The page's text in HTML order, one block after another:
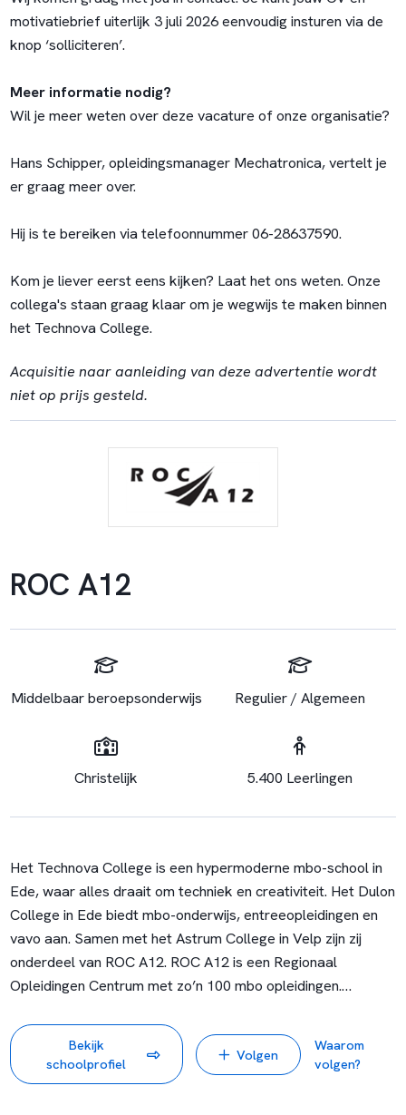
motivatiebrief uiterlijk 3 juli 2026 eenvoudig insturen via de
knop ‘solliciteren’.
Meer informatie nodig?
Wil je meer weten over deze vacature of onze organisatie?
Hans Schipper, opleidingsmanager Mechatronica, vertelt je
er graag meer over.
Hij is te bereiken via telefoonnummer 06-28637590.
Kom je liever eerst eens kijken? Laat het ons weten. Onze
collega's staan graag klaar om je wegwijs te maken binnen
het Technova College.
Acquisitie naar aanleiding van deze advertentie wordt
niet op prijs gesteld.
ROC A12
Middelbaar beroepsonderwijs Regulier / Algemeen
Christelijk 5.400 Leerlingen
Het Technova College is een hypermoderne mbo-school in
Ede, waar alles draait om techniek en creativiteit. Het Dulon
College in Ede biedt mbo-onderwijs, entreeopleidingen en
vavo aan. Samen met het Astrum College in Velp zijn zij
onderdeel van ROC A12. ROC A12 is een Regionaal
Opleidingen Centrum met zo’n 100 mbo opleidingen.
opleidingen, trainingen en cursussen binnen ons
Volwassenenonderwijs. Denk hierbij aan participatie-, re-
integratie- en inburgeringcursussen, maar ook aan EVC en
Bekijk
schoolprofiel
Volgen
Waarom
volgen?